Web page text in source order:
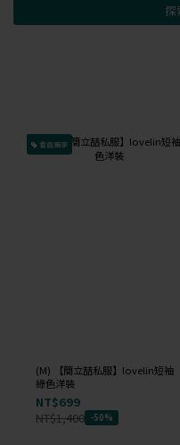
探
會員獨享
(M) 【簡立喆私服】lovelin短袖
綠色洋裝
NT$699
NT$1,400 -50%